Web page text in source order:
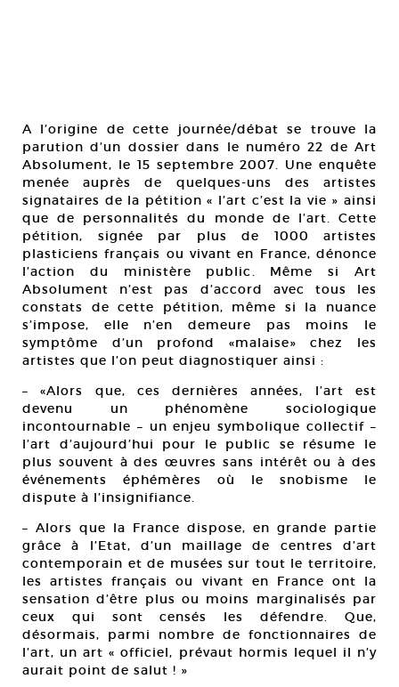
A l’origine de cette journée/débat se trouve la
parution d’un dossier dans le numéro 22 de Art
Absolument, le 15 septembre 2007. Une enquête
menée auprès de quelques-uns des artistes
signataires de la pétition « l’art c’est la vie » ainsi
que de personnalités du monde de l’art. Cette
pétition, signée par plus de 1000 artistes
plasticiens français ou vivant en France, dénonce
l’action du ministère public. Même si Art
Absolument n’est pas d’accord avec tous les
constats de cette pétition, même si la nuance
s’impose, elle n’en demeure pas moins le
symptôme d’un profond «malaise» chez les
artistes que l’on peut diagnostiquer ainsi :
– «Alors que, ces dernières années, l’art est
devenu un phénomène sociologique
incontournable – un enjeu symbolique collectif –
l’art d’aujourd’hui pour le public se résume le
plus souvent à des œuvres sans intérêt ou à des
événements éphémères où le snobisme le
dispute à l’insignifiance.
– Alors que la France dispose, en grande partie
grâce à l’Etat, d’un maillage de centres d’art
contemporain et de musées sur tout le territoire,
les artistes français ou vivant en France ont la
sensation d’être plus ou moins marginalisés par
ceux qui sont censés les défendre. Que,
désormais, parmi nombre de fonctionnaires de
l’art, un art « officiel, prévaut hormis lequel il n’y
aurait point de salut ! »